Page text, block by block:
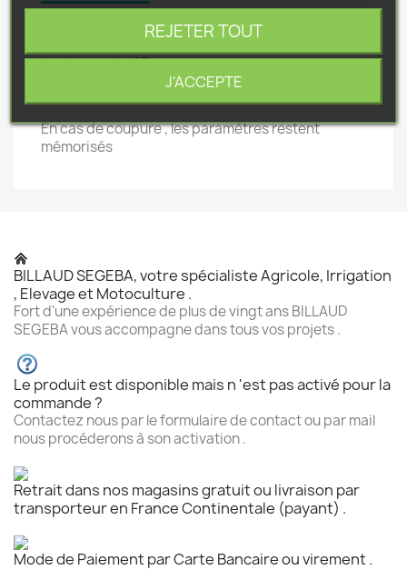
Prise USB et JACK sur le devant
Lecteur carte SD
En cas de coupure , les paramètres restent
mémorisés
BILLAUD SEGEBA, votre spécialiste Agricole, Irrigation
, Elevage et Motoculture .
Fort d'une expérience de plus de vingt ans BILLAUD
SEGEBA vous accompagne dans tous vos projets .
Le produit est disponible mais n 'est pas activé pour la
commande ?
Contactez nous par le formulaire de contact ou par mail
nous procéderons à son activation .
Retrait dans nos magasins gratuit ou livraison par
transporteur en France Continentale (payant) .
Mode de Paiement par Carte Bancaire ou virement .
REJETER TOUT
J'ACCEPTE